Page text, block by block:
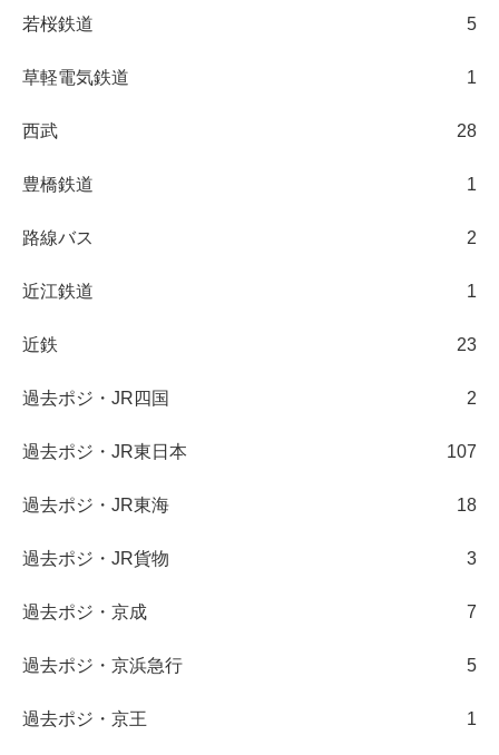
若桜鉄道 5
草軽電気鉄道 1
西武 28
豊橋鉄道 1
路線バス 2
近江鉄道 1
近鉄 23
過去ポジ・JR四国 2
過去ポジ・JR東日本 107
過去ポジ・JR東海 18
過去ポジ・JR貨物 3
過去ポジ・京成 7
過去ポジ・京浜急行 5
過去ポジ・京王 1